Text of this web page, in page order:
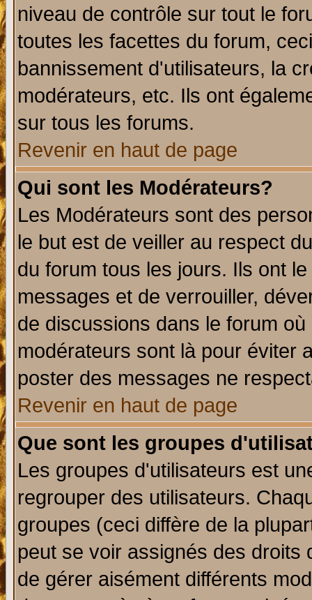
niveau de contrôle sur tout le
toutes les facettes du forum,
bannissement d'utilisateurs, la
modérateurs, etc. Ils ont
sur tous les forums.
Revenir en haut de page
Qui sont les Modérateurs?
Les Modérateurs sont des
le but est de veiller au respect
du forum tous les jours. Ils ont
messages et de verrouiller,
de discussions dans le forum
modérateurs sont là pour éviter
poster des messages ne
Revenir en haut de page
Que sont les groupes
Les groupes d'utilisateurs est
regrouper des utilisateurs.
groupes (ceci diffère de la
peut se voir assignés des
de gérer aisément différents